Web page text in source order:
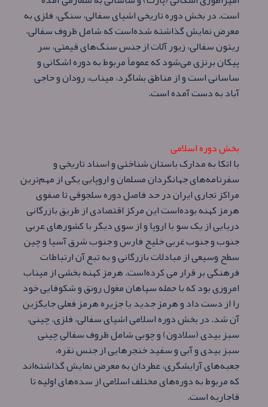
است. در بخش دوره تاریخی اشیای سفالی، سنگی، فلزی به
معرض نمایش گذاشته شده‌است که شامل ظروف سفالی،
ریتون سفالی، زیور آلات از جنس سنگ‌های قیمتی، سر
پیکان برنزی می‌شود که عموماً مربوط به دوره اشکانی و
ساسانی است و از مناطق بشاگرد، میناب، رودان و حاجی
آباد به دست آمده‌ است.
بخش دوره اسلامی
با اتکا به مدارک باستان شناختی و اسناد تاریخی و
سفرنامه‌های جهانگردان مسلمان و اروپایی یکی از مهم‌ترین
مراکز تجاری ایران در حد فاصل دوره سلجوقی تا صفوی
هرمز کهنه بوده‌است این مرکز اقتصادی از طریق بازرگانی
دریایی از یک سو با اروپا و از سوی دیگر با کشورهای عربی
جنوب و جنوب غربی خلیج فارس و جنوب شرق آسیا و چین
سطح وسیعی از مبادلات بازرگانی و به تبع آن ارتباطات
فرهنگی بر قرار می کرده‌است. هرمز کهنه بخشی از میناب
امروزی بود که با حمله سپاهان مغول رونق و شکوفایی خود
را از دست داد و هرمز جدید یا جزیره هرمز فعلی جایگزین
آن شد. در بخش دوره اسلامی اشیای سفالی، فلزی، چینی،
سبز بیدی (سلادون) و چوبی شامل ظروف سفالی چینی
سبز بیدی و آبی و سفید خنجرهایی از جنس نقره،
جعبه‌های آرایشگری، عطردان به معرض نمایش گذاشته‌اند
که مربوط به دوره‌های مختلف اسلامی از سده‌های اولیه تا
قاجاریه‌ است.